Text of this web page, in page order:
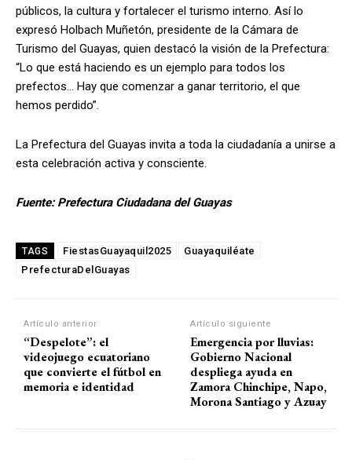
públicos, la cultura y fortalecer el turismo interno. Así lo
expresó Holbach Muñetón, presidente de la Cámara de
Turismo del Guayas, quien destacó la visión de la Prefectura:
“Lo que está haciendo es un ejemplo para todos los
prefectos… Hay que comenzar a ganar territorio, el que
hemos perdido”.
La Prefectura del Guayas invita a toda la ciudadanía a unirse a
esta celebración activa y consciente.
Fuente: Prefectura Ciudadana del Guayas
TAGS FiestasGuayaquil2025
Guayaquiléate
PrefecturaDelGuayas
Artículo anterior
“Despelote”: el
videojuego ecuatoriano
que convierte el fútbol en
memoria e identidad
Artículo siguiente
Emergencia por lluvias:
Gobierno Nacional
despliega ayuda en
Zamora Chinchipe, Napo,
Morona Santiago y Azuay